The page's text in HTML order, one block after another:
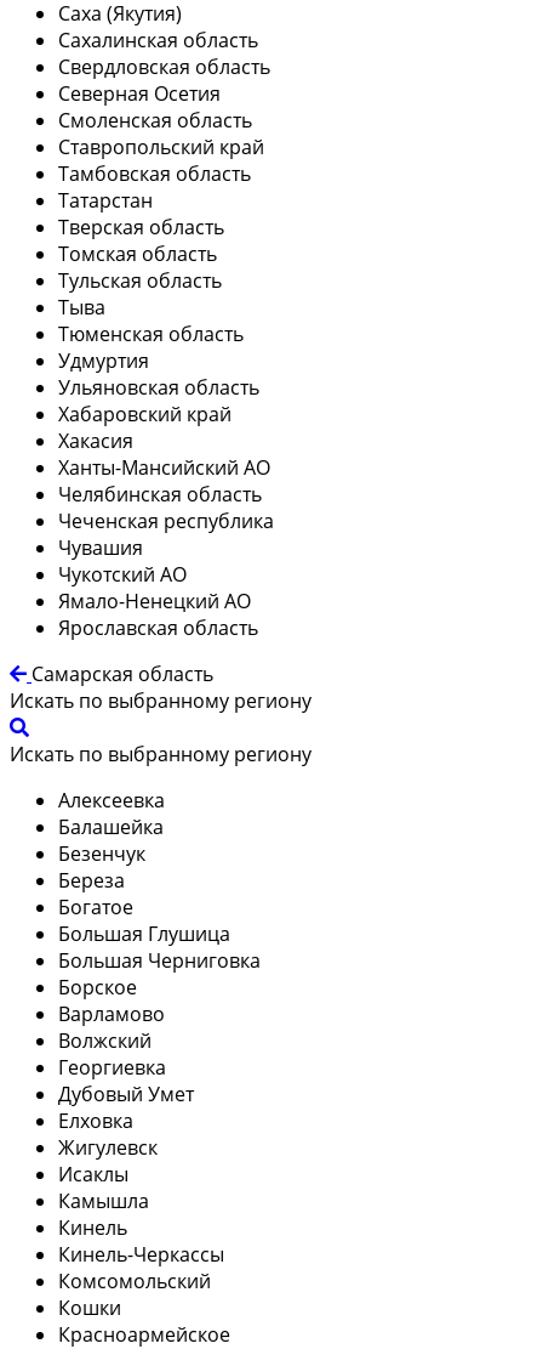
Саха (Якутия)
Сахалинская область
Свердловская область
Северная Осетия
Смоленская область
Ставропольский край
Тамбовская область
Татарстан
Тверская область
Томская область
Тульская область
Тыва
Тюменская область
Удмуртия
Ульяновская область
Хабаровский край
Хакасия
Ханты-Мансийский АО
Челябинская область
Чеченская республика
Чувашия
Чукотский АО
Ямало-Ненецкий АО
Ярославская область
Самарская область
Искать по выбранному региону
Искать по выбранному региону
Алексеевка
Балашейка
Безенчук
Береза
Богатое
Большая Глушица
Большая Черниговка
Борское
Варламово
Волжский
Георгиевка
Дубовый Умет
Елховка
Жигулевск
Исаклы
Камышла
Кинель
Кинель-Черкассы
Комсомольский
Кошки
Красноармейское